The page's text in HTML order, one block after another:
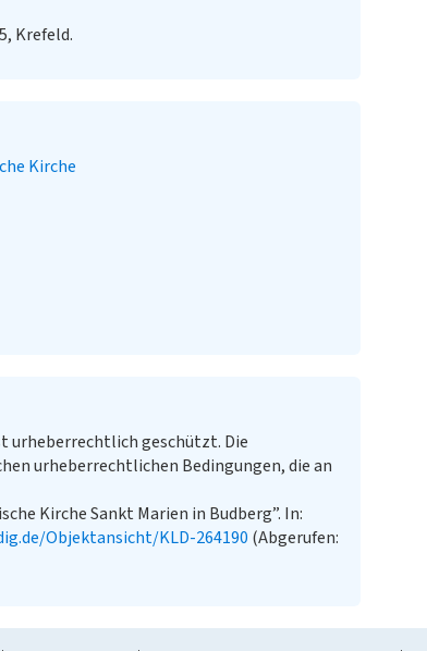
Krefeld.
Kirche
urheberrechtlich geschützt. Die
urheberrechtlichen Bedingungen, die an
Kirche Sankt Marien in Budberg”. In:
Objektansicht/KLD-264190 (Abgerufen: